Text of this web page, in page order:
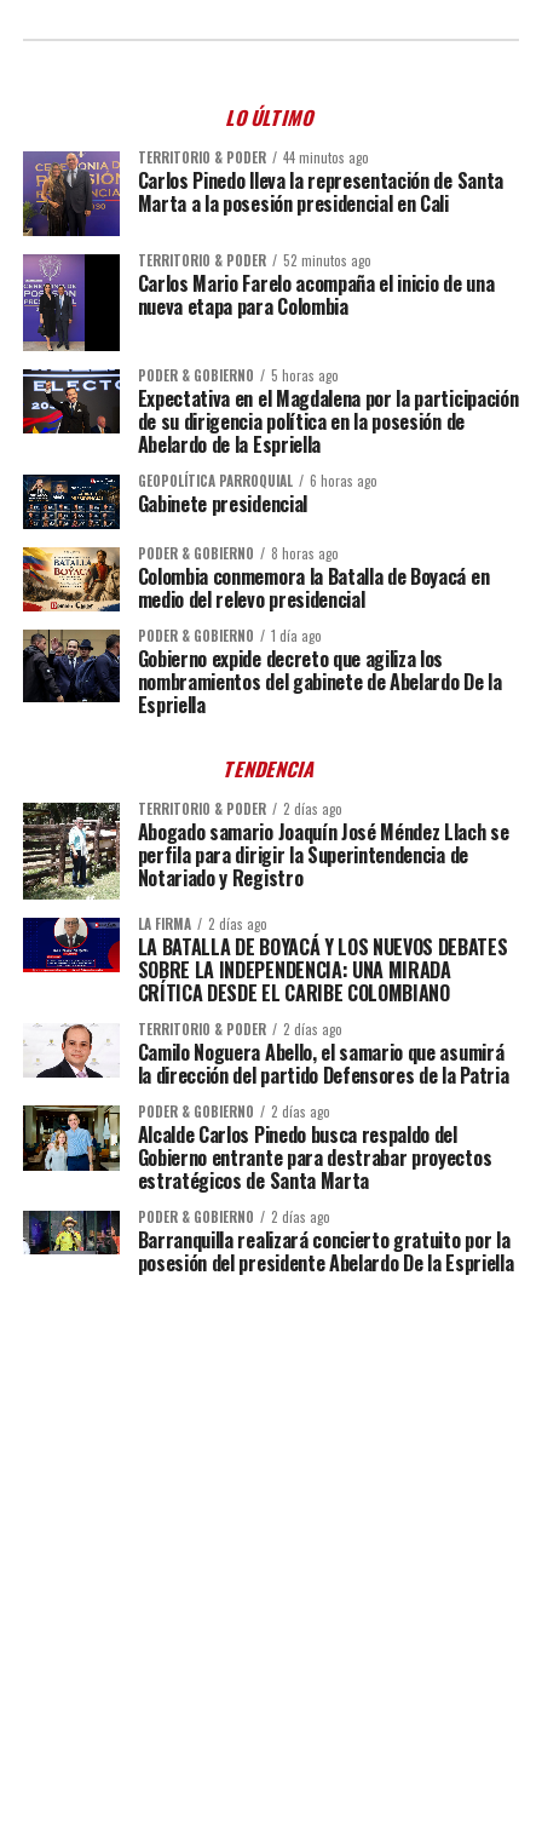
LO ÚLTIMO
TERRITORIO & PODER 44 minutos ago
Carlos Pinedo lleva la representación de Santa
Marta a la posesión presidencial en Cali
TERRITORIO & PODER 52 minutos ago
Carlos Mario Farelo acompaña el inicio de una
nueva etapa para Colombia
PODER & GOBIERNO 5 horas ago
Expectativa en el Magdalena por la participación
de su dirigencia política en la posesión de
Abelardo de la Espriella
GEOPOLÍTICA PARROQUIAL 6 horas ago
Gabinete presidencial
PODER & GOBIERNO 8 horas ago
Colombia conmemora la Batalla de Boyacá en
medio del relevo presidencial
PODER & GOBIERNO 1 día ago
Gobierno expide decreto que agiliza los
nombramientos del gabinete de Abelardo De la
Espriella
TENDENCIA
TERRITORIO & PODER 2 días ago
Abogado samario Joaquín José Méndez Llach se
perfila para dirigir la Superintendencia de
Notariado y Registro
LA FIRMA 2 días ago
LA BATALLA DE BOYACÁ Y LOS NUEVOS DEBATES
SOBRE LA INDEPENDENCIA: UNA MIRADA
CRÍTICA DESDE EL CARIBE COLOMBIANO
TERRITORIO & PODER 2 días ago
Camilo Noguera Abello, el samario que asumirá
la dirección del partido Defensores de la Patria
PODER & GOBIERNO 2 días ago
Alcalde Carlos Pinedo busca respaldo del
Gobierno entrante para destrabar proyectos
estratégicos de Santa Marta
PODER & GOBIERNO 2 días ago
Barranquilla realizará concierto gratuito por la
posesión del presidente Abelardo De la Espriella